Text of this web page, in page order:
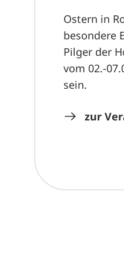
Ostern in
besondere
Pilger der
vom 02.-
sein.
zur